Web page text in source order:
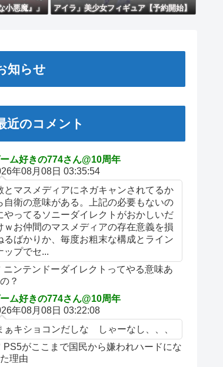
小悪魔』」
アイラ」美少女フィギュア【予約開始】
知らせ
近のコメント
ム好きの774さん@10周年
年08月08日 03:35:54
とマスメディアにネガキャンされてるか
自衛の意味がある。上記の必要もないの
やってるソニーダイレクトがおかしいだ
ｗお仲間のマスメディアの存在意義を損
るばかりか、毎度お粗末な構成とライン
ップでセ...
ニンテンドーダイレクトってやる意味あ
？
ム好きの774さん@10周年
年08月08日 03:22:08
ぁキショコンだしな しゃーなし、、、
PS5がここまで国民から嫌われハードにな
理由